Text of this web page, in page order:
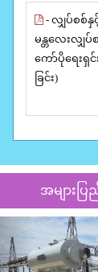
- လျှပ်စစ်နှ
မန္တလေးလျှပ်
ကော်ပိုရေးရှ
ခြင်း)
အများပ
Previous